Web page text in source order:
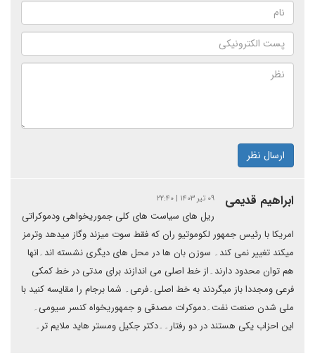
ارسال نظر
ابراهیم قدیمی ۰۹ تیر ۱۴۰۳ | ۲۲:۴۰
ریل های سیاست های کلی جموریخواهی ودموکراتی
امریکا با رئیس جمهور لکوموتیو ران که فقط سوت میزند وگاز میدهد وترمز
میکند تغییر نمی کند۔ سوزن بان ها در محل های دیگری نشسته اند۔انها
هم توان محدود دارند۔از خط اصلی می اندازند برای مدتی در خط کمکی
فرعی ومجددا باز میگردند به خط اصلی۔فرعی۔ شما برجام را مقایسه کنید با
ملی شدن صنعت نفت۔دموکرات مصدقی و جمهوریخواه کنسر سیومی۔
این احزاب یکی هستند در دو رفتار۔۔دکتر جکیل ومستر هاید ملایم تر۔